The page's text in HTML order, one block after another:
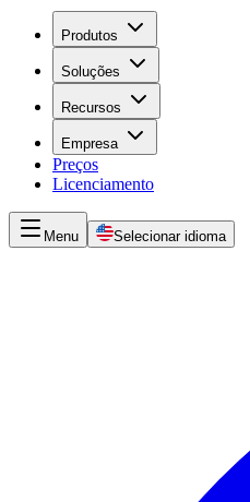
Produtos
Soluções
Recursos
Empresa
Preços
Licenciamento
Menu Selecionar idioma